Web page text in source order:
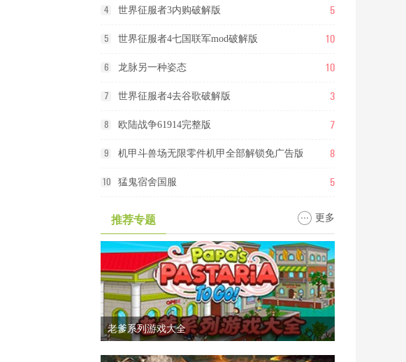
4 世界征服者3内购破解版 5
5 世界征服者4七国联军mod破解版 10
6 龙脉另一种姿态 10
7 世界征服者4去谷歌破解版 3
8 欧陆战争61914完整版 7
9 机甲斗兽场无限零件机甲全部解锁免广告版 8
10 猛鬼宿舍国服 5
推荐专题 更多
老爹系列游戏大全